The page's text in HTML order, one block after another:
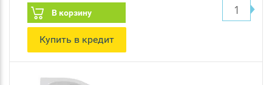
В корзину
Купить в кредит